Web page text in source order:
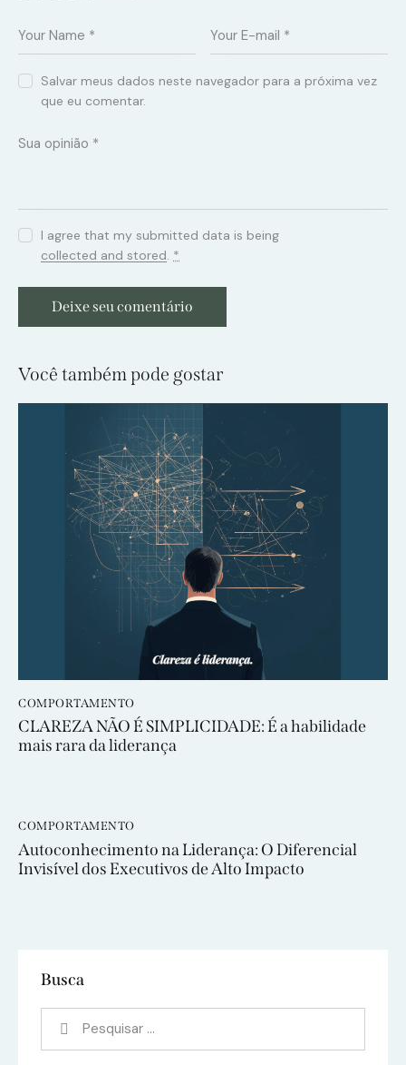
Salvar meus dados neste navegador para a próxima vez
que eu comentar.
I agree that my submitted data is being
collected and stored. *
Você também pode gostar
COMPORTAMENTO
CLAREZA NÃO É SIMPLICIDADE: É a habilidade
mais rara da liderança
COMPORTAMENTO
Autoconhecimento na Liderança: O Diferencial
Invisível dos Executivos de Alto Impacto
Busca